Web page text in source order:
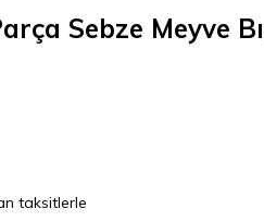
Sebze Meyve
taksitlerle